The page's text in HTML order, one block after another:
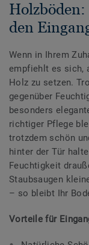
den
Wenn in Ihrem
empfiehlt es sich,
Holz zu setzen.
gegenüber
besonders
richtiger Pflege
trotzdem schön
hinter der Tür
Feuchtigkeit
Staubsaugen
– so bleibt Ihr
Vorteile für